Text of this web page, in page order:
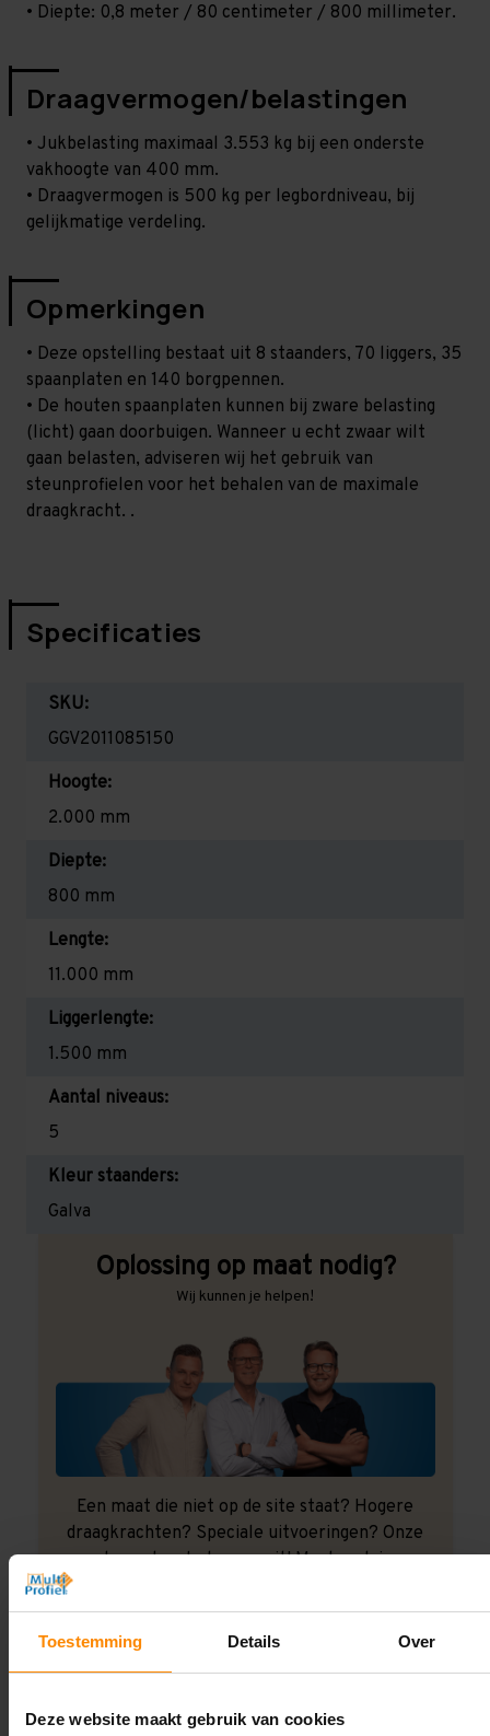
Toestemming Details Over
Deze website maakt gebruik van cookies
• Diepte: 0,8 meter / 80 centimeter / 800 millimeter.
Draagvermogen/belastingen
• Jukbelasting maximaal 3.553 kg bij een onderste
vakhoogte van 400 mm.
• Draagvermogen is 500 kg per legbordniveau, bij
gelijkmatige verdeling.
Opmerkingen
• Deze opstelling bestaat uit 8 staanders, 70 liggers, 35
spaanplaten en 140 borgpennen.
• De houten spaanplaten kunnen bij zware belasting
(licht) gaan doorbuigen. Wanneer u echt zwaar wilt
gaan belasten, adviseren wij het gebruik van
steunprofielen voor het behalen van de maximale
draagkracht. .
Specificaties
SKU:
GGV2011085150
Hoogte:
2.000 mm
Diepte:
800 mm
Lengte:
11.000 mm
Liggerlengte:
1.500 mm
Aantal niveaus:
5
Kleur staanders:
Galva
Oplossing op maat nodig?
Wij kunnen je helpen!
Een maat die niet op de site staat? Hogere
draagkrachten? Speciale uitvoeringen? Onze
experts werken het graag uit! Maatwerk is onze
Contact met specialist